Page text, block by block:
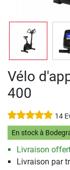
Vélo
400
14
En stock à
Livraison
Livraison par